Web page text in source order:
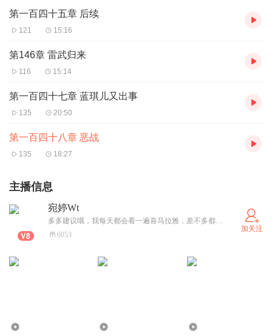
第一百四十五章 后续
121 15:16
第146章 雷武归来
116 15:14
第一百四十七章 蓝琪儿又出事
135 20:50
第一百四十八章 恶战
135 18:27
主播信息
宛婷Wt
多多建议哦，我每天都会看一遍喜马拉雅，差不多都会回复的，也会在大家的意见中慢慢修正和完善！喜欢重生小说，所以播的都是重生小说～那个小说开头读的都不是很好，后面就找到状态，改善很多了～不喜勿喷呦……
6053
加关注